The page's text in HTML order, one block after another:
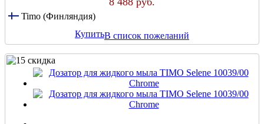
Timo (Финляндия)
КупитьВ список пожеланий